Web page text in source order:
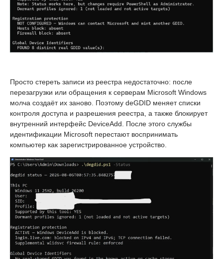
Просто стереть записи из реестра недостаточно: после
перезагрузки или обращения к серверам Microsoft Windows
молча создаёт их заново. Поэтому deGDID меняет списки
контроля доступа и разрешения реестра, а также блокирует
внутренний интерфейс DeviceAdd. После этого службы
идентификации Microsoft перестают воспринимать
компьютер как зарегистрированное устройство.